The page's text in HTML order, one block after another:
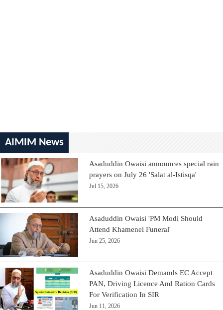
AIMIM News
Asaduddin Owaisi announces special rain
prayers on July 26 'Salat al-Istisqa'
Jul 15, 2026
Asaduddin Owaisi 'PM Modi Should
Attend Khamenei Funeral'
Jun 25, 2026
Asaduddin Owaisi Demands EC Accept
PAN, Driving Licence And Ration Cards
For Verification In SIR
Jun 11, 2026